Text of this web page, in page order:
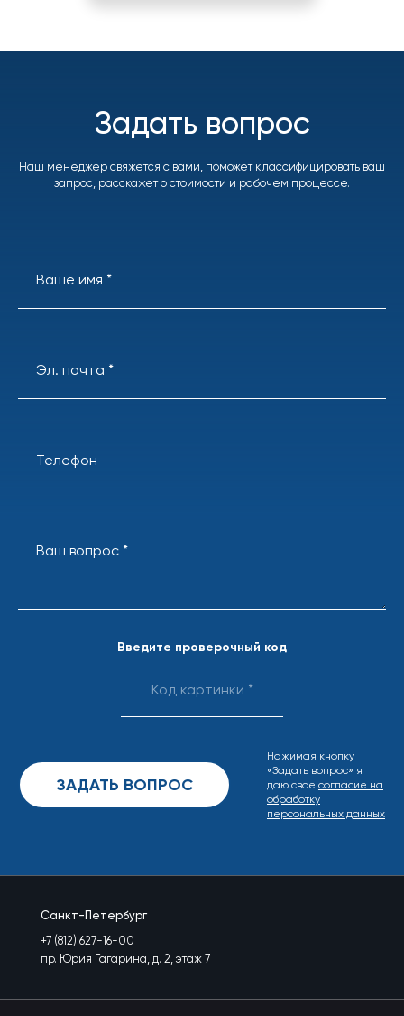
Задать вопрос
Наш менеджер свяжется с вами, поможет классифицировать ваш
запрос, расскажет о стоимости и рабочем процессе.
Ваше имя *
Эл. почта *
Телефон
Ваш вопрос *
Введите проверочный код
Нажимая кнопку
«Задать вопрос» я
даю свое согласие на
обработку
персональных данных
Санкт-Петербург
+7 (812) 627-16-00
пр. Юрия Гагарина, д. 2, этаж 7